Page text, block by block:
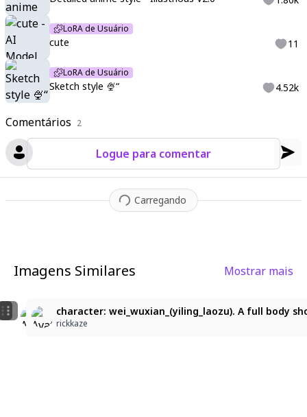
Comentários 2
Logue para comentar
Carregando
LoRA de Usuário
cute 11
LoRA de Usuário
Sketch style 🍨“ 4.52k
Imagens Similares Mostrar mais
character: wei_wuxian_(yiling_laozu). A full body
rianwinds
漢古劍客的幽雅風采
天影
character: wei_wuxian_(yiling_laozu). A full body
rickkaze